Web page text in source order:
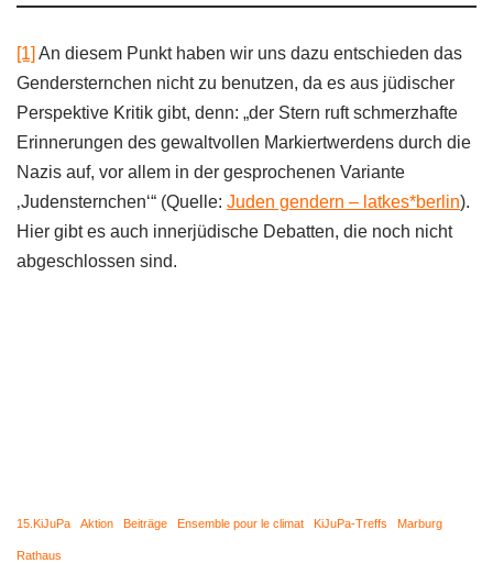
[1] An diesem Punkt haben wir uns dazu entschieden das
Gendersternchen nicht zu benutzen, da es aus jüdischer
Perspektive Kritik gibt, denn: „der Stern ruft schmerzhafte
Erinnerungen des gewaltvollen Markiertwerdens durch die
Nazis auf, vor allem in der gesprochenen Variante
‚Judensternchen‘“ (Quelle: Juden gendern – latkes*berlin).
Hier gibt es auch innerjüdische Debatten, die noch nicht
abgeschlossen sind.
15.KiJuPa Aktion Beiträge Ensemble pour le climat KiJuPa-Treffs Marburg
Rathaus